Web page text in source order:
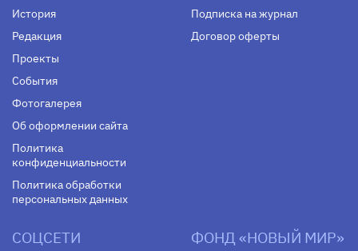
История
Редакция
Проекты
События
Фотогалерея
Об оформлении сайта
Политика
конфиденциальности
Политика обработки
персональных данных
Подписка на журнал
Договор оферты
СОЦСЕТИ ФОНД «НОВЫЙ МИР»